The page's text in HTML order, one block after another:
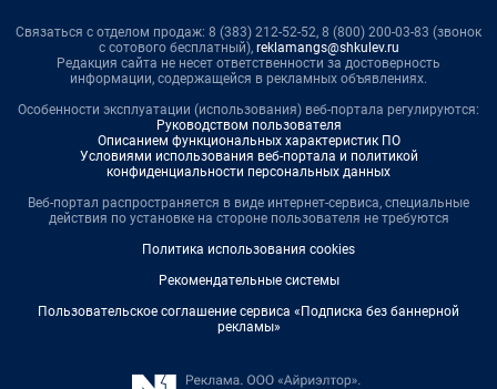
Связаться с отделом продаж: 8 (383) 212-52-52, 8 (800) 200-03-83 (звонок
с сотового бесплатный), reklamangs@shkulev.ru
Редакция сайта не несет ответственности за достоверность
информации, содержащейся в рекламных объявлениях.
Особенности эксплуатации (использования) веб-портала регулируются:
Руководством пользователя
Описанием функциональных характеристик ПО
Условиями использования веб-портала и политикой
конфиденциальности персональных данных
Веб-портал распространяется в виде интернет-сервиса, специальные
действия по установке на стороне пользователя не требуются
Политика использования cookies
Рекомендательные системы
Пользовательское соглашение сервиса «Подписка без баннерной
рекламы»